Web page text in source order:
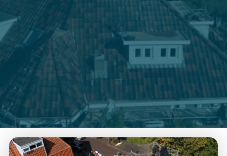
We werken uitsluitend met duurzame materialen en
hebben ruime keuze in verschillendesoorten dakpannen.
Zo sluiten de nieuwe dakpannen perfect aan bij uw
woning. Of het nu gaat om schadeherstel of een
complete vernieuwing: wij zorgen voor een strak
afgewerkt dak waar u weer jaren op kunt vertrouwen.
Vrijblijvende offerte aanvragen